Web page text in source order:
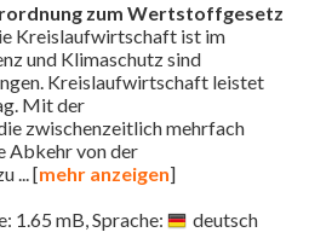
zum Wertstoffgesetz
Kreislaufwirtschaft ist im
und Klimaschutz sind
Kreislaufwirtschaft leistet
Mit der
zwischenzeitlich mehrfach
Abkehr von der
... [mehr anzeigen]
1.65 mB, Sprache:
deutsch